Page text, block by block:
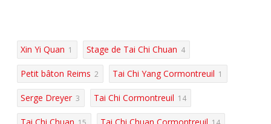
Xin Yi Quan 1 Stage de Tai Chi Chuan 4
Petit bâton Reims 2 Tai Chi Yang Cormontreuil 1
Serge Dreyer 3 Tai Chi Cormontreuil 14